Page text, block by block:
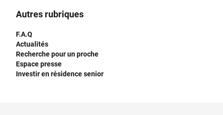
Autres rubriques
F.A.Q
Actualités
Recherche pour un proche
Espace presse
Investir en résidence senior